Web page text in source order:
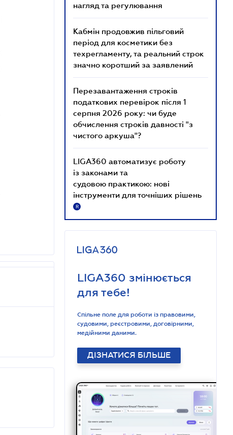
нагляд та регулювання
Кабмін продовжив пільговий
період для косметики без
техрегламенту, та реальний строк
значно коротший за заявлений
Перезавантаження строків
податкових перевірок після 1
серпня 2026 року: чи буде
обчислення строків давності "з
чистого аркуша"?
LIGA360 автоматизує роботу
із законами та
судовою практикою: нові
інструменти для точніших рішень
R
LIGA360 змінюється
для тебе!
Спільне поле для роботи із правовими,
судовими, реєстровими, договірними,
медійними даними.
ДІЗНАТИСЯ БІЛЬШЕ